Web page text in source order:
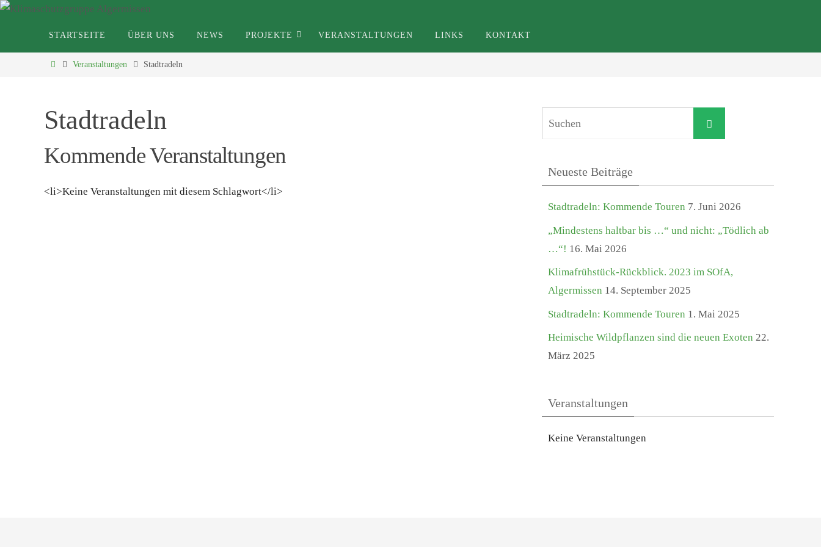
Zum
Klimaschutzgruppe Algermissen
STARTSEITE ÜBER UNS NEWS PROJEKTE VERANSTALTUNGEN LINKS KONTAKT
StartVeranstaltungen Stadtradeln
Stadtradeln
Kommende Veranstaltungen
<li>Keine Veranstaltungen mit diesem Schlagwort</li>
Suchen
Neueste Beiträge
Stadtradeln: Kommende Touren 7. Juni 2026
„Mindestens haltbar bis …“ und nicht: „Tödlich ab
…“! 16. Mai 2026
Klimafrühstück-Rückblick. 2023 im SOfA,
Algermissen 14. September 2025
Stadtradeln: Kommende Touren 1. Mai 2025
Heimische Wildpflanzen sind die neuen Exoten 22.
März 2025
Veranstaltungen
Keine Veranstaltungen